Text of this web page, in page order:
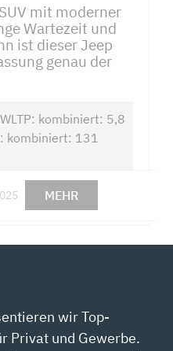
mit moderner
Wartezeit und
ist dieser Jeep
genau der
kombiniert: 5,8
kombiniert: 131
MEHR
wir Top-
Privat und Gewerbe.